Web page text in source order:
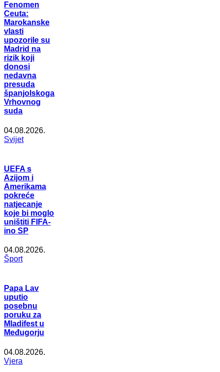
Fenomen
Ceuta:
Marokanske
vlasti
upozorile su
Madrid na
rizik koji
donosi
nedavna
presuda
španjolskoga
Vrhovnog
suda
04.08.2026.
Svijet
UEFA s
Azijom i
Amerikama
pokreće
natjecanje
koje bi moglo
uništiti FIFA-
ino SP
04.08.2026.
Šport
Papa Lav
uputio
posebnu
poruku za
Mladifest u
Međugorju
04.08.2026.
Vjera